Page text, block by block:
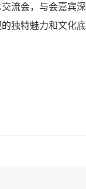
流会，与会嘉宾
独特魅力和文化